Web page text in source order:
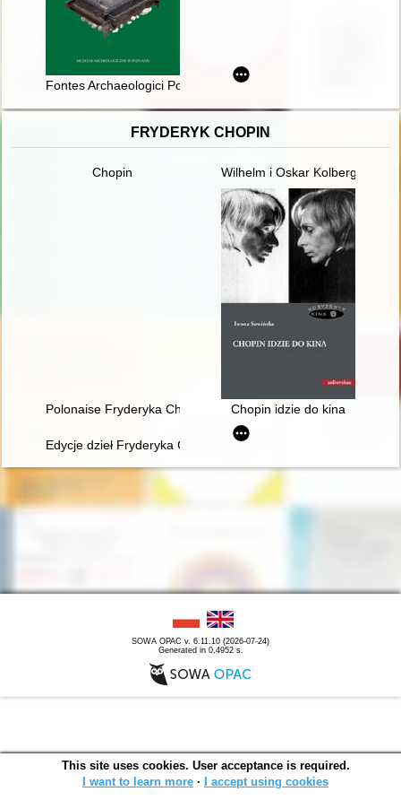
Fontes Archaeologici Posnanienses : annales Musei
FRYDERYK CHOPIN
Chopin Wilhelm i Oskar Kolbergowie -
Polonaise Fryderyka Chopina. Zagadka inicjalnej figury
Chopin idzie do kina
Edycje dzieł Fryderyka Chopina w warszawskiej oficynie
SOWA OPAC v. 6.11.10 (2026-07-24)
Generated in 0,4952 s.
This site uses cookies. User acceptance is required.
I want to learn more ∙ I accept using cookies